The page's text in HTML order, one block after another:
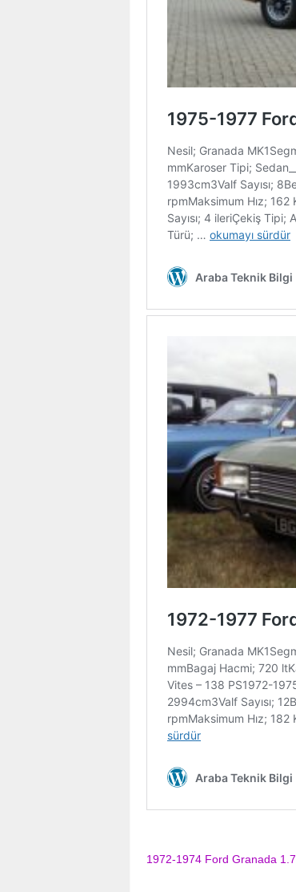
1972-1974 Ford Granada 1.7